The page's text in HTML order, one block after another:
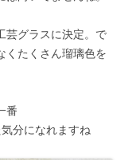
芸グラスに決定。で
くたくさん瑠璃色を
番
分になれますね